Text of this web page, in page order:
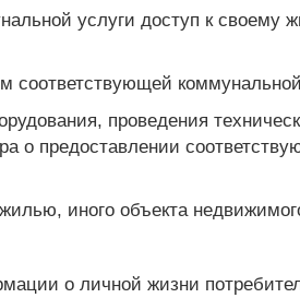
услуги доступ к своему
коммунальной
проведения
о предоставлении
иного объекта
о личной жизни